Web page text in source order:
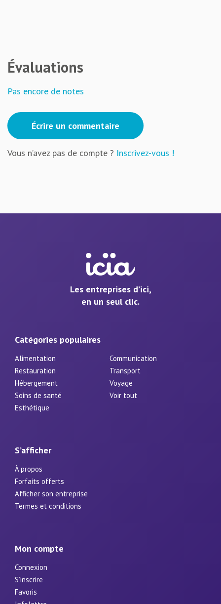
Évaluations
Pas encore de notes
Écrire un commentaire
Vous n’avez pas de compte ? Inscrivez-vous !
Les entreprises d’ici,
en un seul clic.
Catégories populaires
Alimentation
Communication
Restauration
Transport
Hébergement
Voyage
Soins de santé
Voir tout
Esthétique
S’afficher
À propos
Forfaits offerts
Afficher son entreprise
Termes et conditions
Mon compte
Connexion
S’inscrire
Favoris